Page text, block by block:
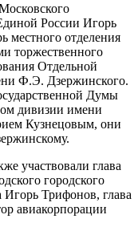
России Игорь
местного отделения
торжественного
Отдельной
Ф.Э. Дзержинского.
Думы
дивизии имени
Кузнецовым, они
участвовали глава
городского
Игорь Трифонов, глава
авиакорпорации